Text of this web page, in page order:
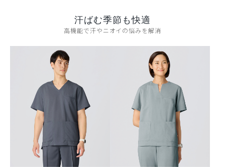
汗ばむ季節も快適
高機能で汗やニオイの悩みを解消